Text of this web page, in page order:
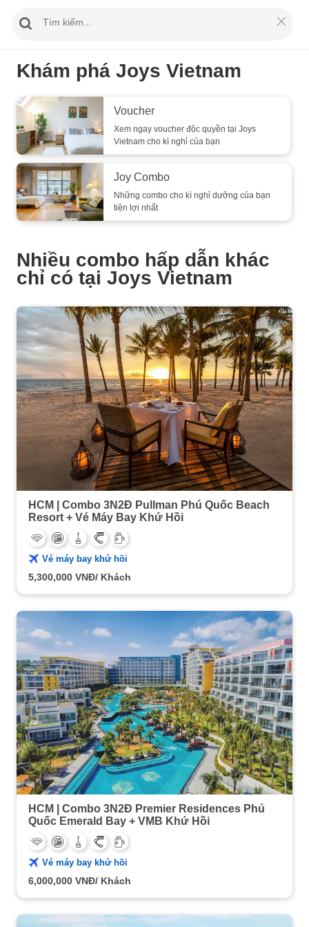
Khám phá Joys Vietnam
Voucher
Xem ngay voucher độc quyền tại Joys
Vietnam cho kì nghỉ của bạn
Joy Combo
Những combo cho kì nghỉ dưỡng của bạn
tiện lợi nhất
Nhiều combo hấp dẫn khác
chỉ có tại Joys Vietnam
HCM | Combo 3N2Đ Pullman Phú Quốc Beach
Resort + Vé Máy Bay Khứ Hồi
Vé máy bay khứ hồi
5,300,000 VNĐ/ Khách
HCM | Combo 3N2Đ Premier Residences Phú
Quốc Emerald Bay + VMB Khứ Hồi
Vé máy bay khứ hồi
6,000,000 VNĐ/ Khách